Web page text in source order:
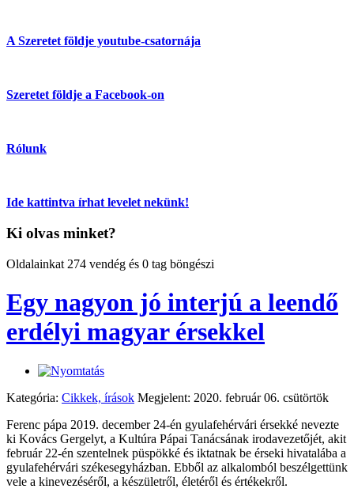
A Szeretet földje youtube-csatornája
Szeretet földje a Facebook-on
Rólunk
Ide kattintva írhat levelet nekünk!
Ki olvas minket?
Oldalainkat 274 vendég és 0 tag böngészi
Egy nagyon jó interjú a leendő
erdélyi magyar érsekkel
Kategória: Cikkek, írások Megjelent: 2020. február 06. csütörtök
Ferenc pápa 2019. december 24-én gyulafehérvári érsekké nevezte
ki Kovács Gergelyt, a Kultúra Pápai Tanácsának irodavezetőjét, akit
február 22-én szentelnek püspökké és iktatnak be érseki hivatalába a
gyulafehérvári székesegyházban. Ebből az alkalomból beszélgettünk
vele a kinevezéséről, a készületről, életéről és értékekről.